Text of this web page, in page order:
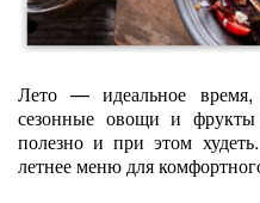
Лето — идеальное время,
сезонные овощи и фрукты
полезно и при этом худеть.
летнееменюдля